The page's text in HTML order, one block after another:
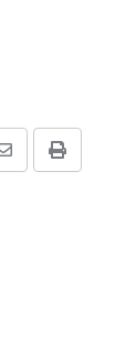
Print
Share